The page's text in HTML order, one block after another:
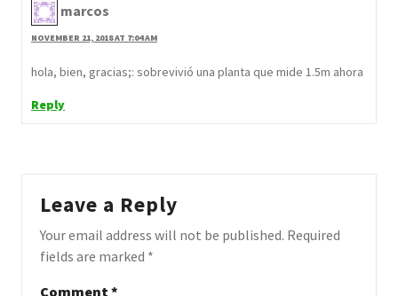
marcos
NOVEMBER 21, 2018 AT 7:04 AM
hola, bien, gracias;: sobrevivió una planta que mide 1.5m ahora
Reply
Leave a Reply
Your email address will not be published. Required
fields are marked *
Comment *